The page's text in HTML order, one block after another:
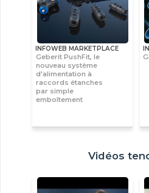
INFOWEB MARKETPLACE
Geberit PushFit, le
nouveau système
d'alimentation à
raccords étanches
par simple
emboîtement
Vidéos